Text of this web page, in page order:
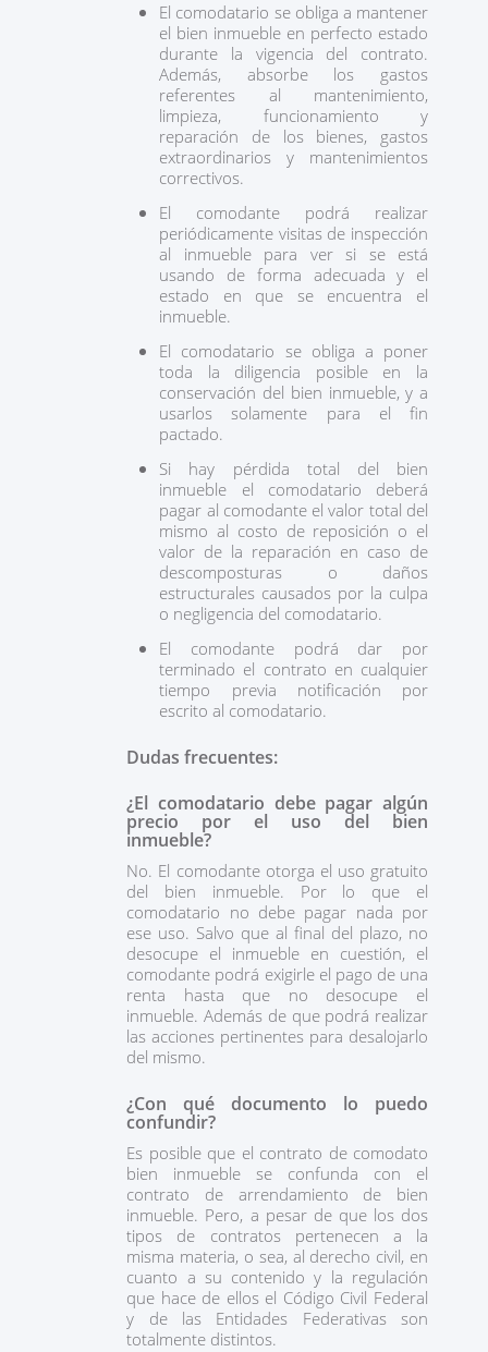
El comodatario se obliga a mantener
el bien inmueble en perfecto estado
durante la vigencia del contrato.
Además, absorbe los gastos
referentes al mantenimiento,
limpieza, funcionamiento y
reparación de los bienes, gastos
extraordinarios y mantenimientos
correctivos.
El comodante podrá realizar
periódicamente visitas de inspección
al inmueble para ver si se está
usando de forma adecuada y el
estado en que se encuentra el
inmueble.
El comodatario se obliga a poner
toda la diligencia posible en la
conservación del bien inmueble, y a
usarlos solamente para el fin
pactado.
Si hay pérdida total del bien
inmueble el comodatario deberá
pagar al comodante el valor total del
mismo al costo de reposición o el
valor de la reparación en caso de
descomposturas o daños
estructurales causados por la culpa
o negligencia del comodatario.
El comodante podrá dar por
terminado el contrato en cualquier
tiempo previa notificación por
escrito al comodatario.
Dudas frecuentes:
¿El comodatario debe pagar algún
precio por el uso del bien
inmueble?
No. El comodante otorga el uso gratuito
del bien inmueble. Por lo que el
comodatario no debe pagar nada por
ese uso. Salvo que al final del plazo, no
desocupe el inmueble en cuestión, el
comodante podrá exigirle el pago de una
renta hasta que no desocupe el
inmueble. Además de que podrá realizar
las acciones pertinentes para desalojarlo
del mismo.
¿Con qué documento lo puedo
confundir?
Es posible que el contrato de comodato
bien inmueble se confunda con el
contrato de arrendamiento de bien
inmueble. Pero, a pesar de que los dos
tipos de contratos pertenecen a la
misma materia, o sea, al derecho civil, en
cuanto a su contenido y la regulación
que hace de ellos el Código Civil Federal
y de las Entidades Federativas son
totalmente distintos.